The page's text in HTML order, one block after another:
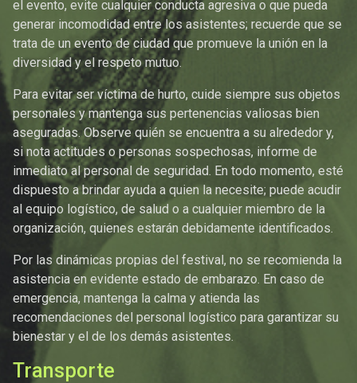
el evento, evite cualquier conducta agresiva o que pueda
generar incomodidad entre los asistentes; recuerde que se
trata de un evento de ciudad que promueve la unión en la
diversidad y el respeto mutuo.
Para evitar ser víctima de hurto, cuide siempre sus objetos
personales y mantenga sus pertenencias valiosas bien
aseguradas. Observe quién se encuentra a su alrededor y,
si nota actitudes o personas sospechosas, informe de
inmediato al personal de seguridad. En todo momento, esté
dispuesto a brindar ayuda a quien la necesite; puede acudir
al equipo logístico, de salud o a cualquier miembro de la
organización, quienes estarán debidamente identificados.
Por las dinámicas propias del festival, no se recomienda la
asistencia en evidente estado de embarazo. En caso de
emergencia, mantenga la calma y atienda las
recomendaciones del personal logístico para garantizar su
bienestar y el de los demás asistentes.
Transporte